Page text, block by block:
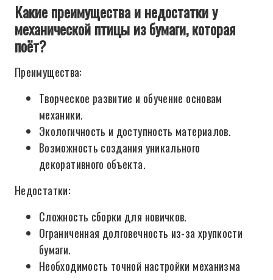
Какие преимущества и недостатки у
механической птицы из бумаги, которая
поёт?
Преимущества:
Творческое развитие и обучение основам
механики.
Экологичность и доступность материалов.
Возможность создания уникального
декоративного объекта.
Недостатки:
Сложность сборки для новичков.
Ограниченная долговечность из-за хрупкости
бумаги.
Необходимость точной настройки механизма